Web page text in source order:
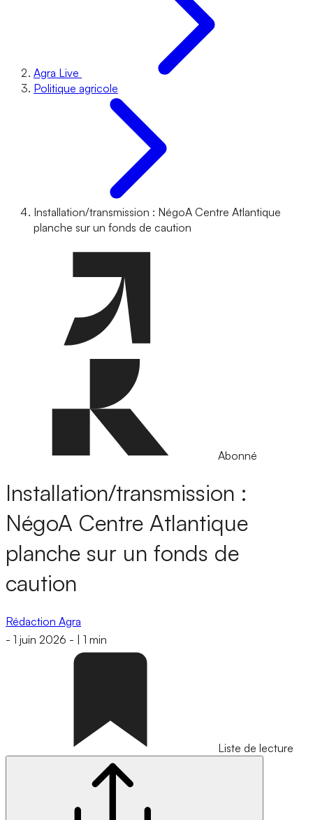
Agra Live
Politique agricole
Installation/transmission : NégoA Centre Atlantique
planche sur un fonds de caution
Abonné
Installation/transmission :
NégoA Centre Atlantique
planche sur un fonds de
caution
Rédaction Agra
- 1 juin 2026 - 1 min
Liste de lecture